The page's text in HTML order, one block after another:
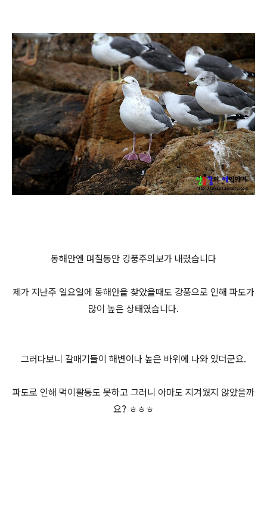
동해안엔 며칠동안 강풍주의보가 내렸습니다
제가 지난주 일요일에 동해안을 찾았을때도 강풍으로 인해 파도가
많이 높은 상태였습니다.
그러다보니 갈매기들이 해변이나 높은 바위에 나와 있더군요.
파도로 인해 먹이활동도 못하고 그러니 아마도 지겨웠지 않았을까
요? ㅎㅎㅎ